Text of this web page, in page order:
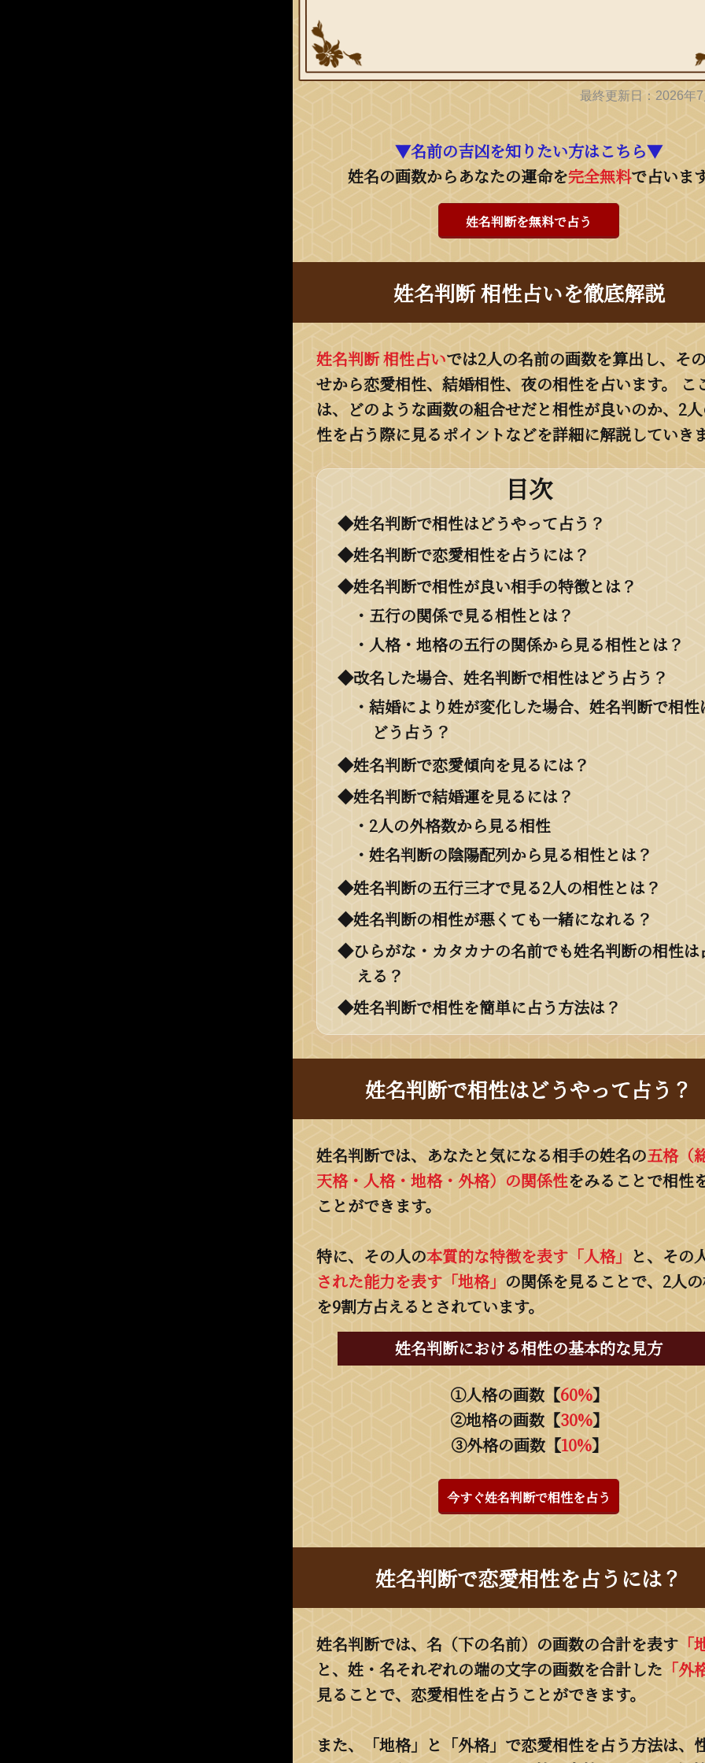
最終更新日：2026年
▼名前の吉凶を知りたい方はこちら▼
姓名の画数からあなたの運命を完全無料で占いま
姓名判断を無料で占う
姓名判断 相性占いを徹底解説
姓名判断 相性占いでは2人の名前の画数を算出し、そ
せから恋愛相性、結婚相性、夜の相性を占います。 こ
は、どのような画数の組合せだと相性が良いのか、2
性を占う際に見るポイントなどを詳細に解説していき
目次
◆姓名判断で相性はどうやって占う？
◆姓名判断で恋愛相性を占うには？
◆姓名判断で相性が良い相手の特徴とは？
・五行の関係で見る相性とは？
・人格・地格の五行の関係から見る相性とは？
◆改名した場合、姓名判断で相性はどう占う？
・結婚により姓が変化した場合、姓名判断で相性
どう占う？
◆姓名判断で恋愛傾向を見るには？
◆姓名判断で結婚運を見るには？
・2人の外格数から見る相性
・姓名判断の陰陽配列から見る相性とは？
◆姓名判断の五行三才で見る2人の相性とは？
◆姓名判断の相性が悪くても一緒になれる？
◆ひらがな・カタカナの名前でも姓名判断の相性は
える？
◆姓名判断で相性を簡単に占う方法は？
姓名判断で相性はどうやって占う？
姓名判断では、あなたと気になる相手の姓名の五格（
天格・人格・地格・外格）の関係性をみることで相性
ことができます。
特に、その人の本質的な特徴を表す「人格」 と、その
された能力を表す「地格」の関係を見ることで、2人
を9割方占えるとされています。
姓名判断における相性の基本的な見方
①人格の画数【60%】
②地格の画数【30%】
③外格の画数【10%】
今すぐ姓名判断で相性を占う
姓名判断で恋愛相性を占うには？
姓名判断では、名（下の名前）の画数の合計を表す「
と、姓・名それぞれの端の文字の画数を合計した 「外
見ることで、恋愛相性を占うことができます。
また、「地格」と「外格」で恋愛相性を占う方法は、